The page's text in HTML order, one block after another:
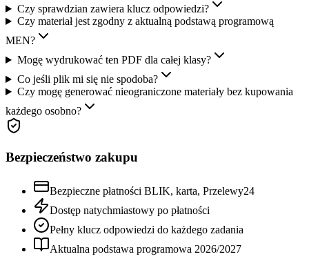
Czy sprawdzian zawiera klucz odpowiedzi?
Czy materiał jest zgodny z aktualną podstawą programową
MEN?
Mogę wydrukować ten PDF dla całej klasy?
Co jeśli plik mi się nie spodoba?
Czy mogę generować nieograniczone materiały bez kupowania
każdego osobno?
Bezpieczeństwo zakupu
Bezpieczne płatności BLIK, karta, Przelewy24
Dostęp natychmiastowy po płatności
Pełny klucz odpowiedzi do każdego zadania
Aktualna podstawa programowa 2026/2027